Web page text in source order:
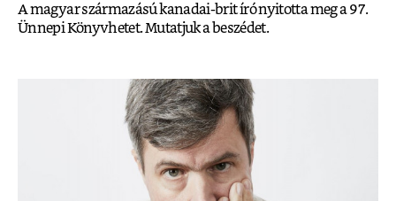
A magyar származású kanadai-brit író nyitotta meg a 97.
Ünnepi Könyvhetet. Mutatjuk a beszédet.